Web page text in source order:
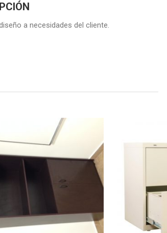
a necesidades del cliente.